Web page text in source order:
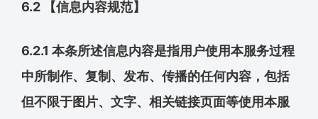
6.2 【信息内容规范】
6.2.1 本条所述信息内容是指用户使用本服务过程
中所制作、复制、发布、传播的任何内容，包括
但不限于图片、文字、相关链接页面等使用本服